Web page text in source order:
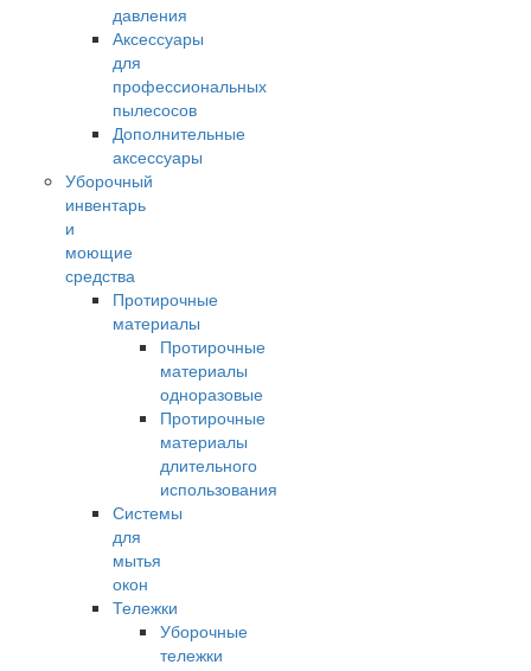
давления
Аксессуары
для
профессиональных
пылесосов
Дополнительные
аксессуары
Уборочный
инвентарь
и
моющие
средства
Протирочные
материалы
Протирочные
материалы
одноразовые
Протирочные
материалы
длительного
использования
Системы
для
мытья
окон
Тележки
Уборочные
тележки